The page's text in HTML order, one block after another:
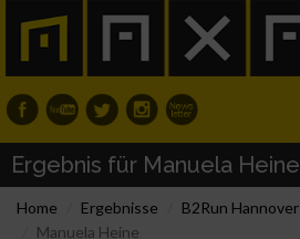
Ergebnis für Manuela Heine
Home Ergebnisse B2Run Hannover
Manuela Heine